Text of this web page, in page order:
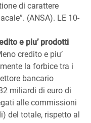
di carattere
(ANSA). LE 10-
e piu’ prodotti
credito e piu’
la forbice tra i
bancario
miliardi di euro di
alle commissioni
del totale, rispetto al